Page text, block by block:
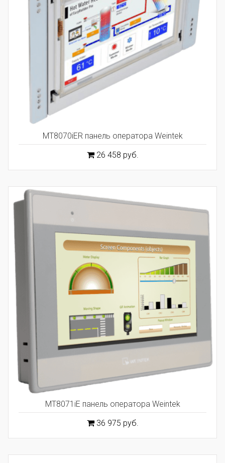
MT8070iER панель оператора Weintek
26 458 руб.
MT8071iE панель оператора Weintek
36 975 руб.